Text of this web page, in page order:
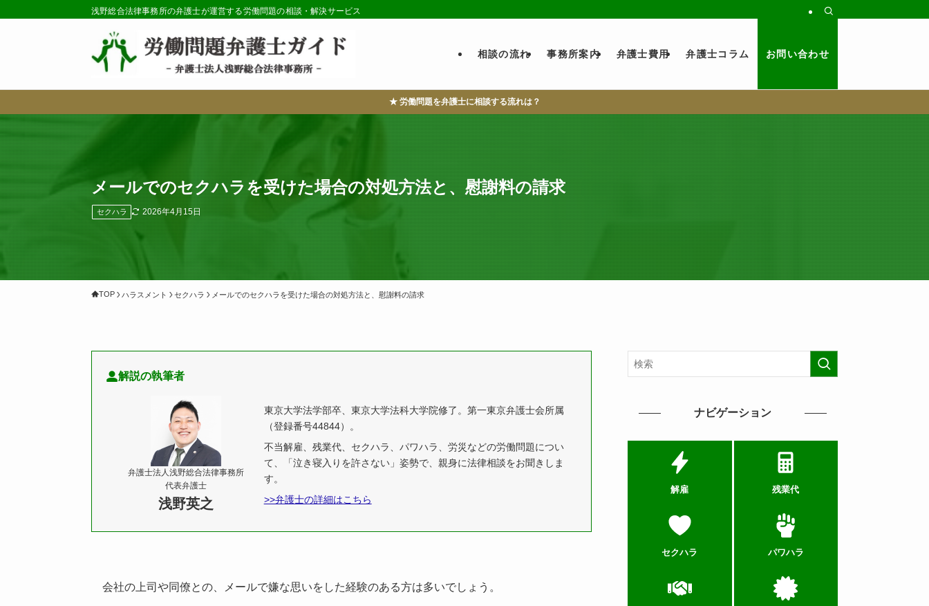
浅野総合法律事務所の弁護士が運営する労働問題の相談・解決サービス
相談の流れ 事務所案内 弁護士費用 弁護士コラム お問い合わせ
★ 労働問題を弁護士に相談する流れは？
メールでのセクハラを受けた場合の対処方法と、慰謝料の請求
セクハラ 2026年4月15日
TOP ハラスメント セクハラ メールでのセクハラを受けた場合の対処方法と、慰謝料の請求
解説の執筆者
弁護士法人浅野総合法律事務所
代表弁護士
浅野英之
東京大学法学部卒、東京大学法科大学院修了。第一東京弁護士会所属
（登録番号44844）。
不当解雇、残業代、セクハラ、パワハラ、労災などの労働問題につい
て、「泣き寝入りを許さない」姿勢で、親身に法律相談をお聞きしま
す。
>>弁護士の詳細はこちら
会社の上司や同僚との、メールで嫌な思いをした経験のある方は多いでしょう。
ナビゲーション
解雇 残業代
セクハラ パワハラ